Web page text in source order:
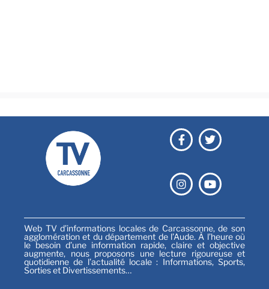
Web TV d’informations locales de Carcassonne, de son
agglomération et du département de l’Aude. À l’heure où
le besoin d’une information rapide, claire et objective
augmente, nous proposons une lecture rigoureuse et
quotidienne de l’actualité locale : Informations, Sports,
Sorties et Divertissements…